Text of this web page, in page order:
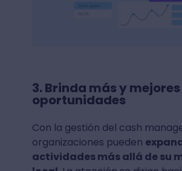
3. Brinda más y mejores
oportunidades
Con la gestión del cash
organizaciones pueden
actividades más allá de su